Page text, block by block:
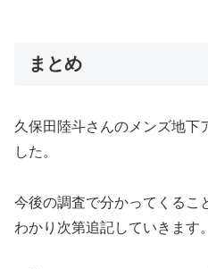
まとめ
久保田陸斗さんのメンズ地下
した。
今後の調査で分かってくるこ
わかり次第追記していきます。